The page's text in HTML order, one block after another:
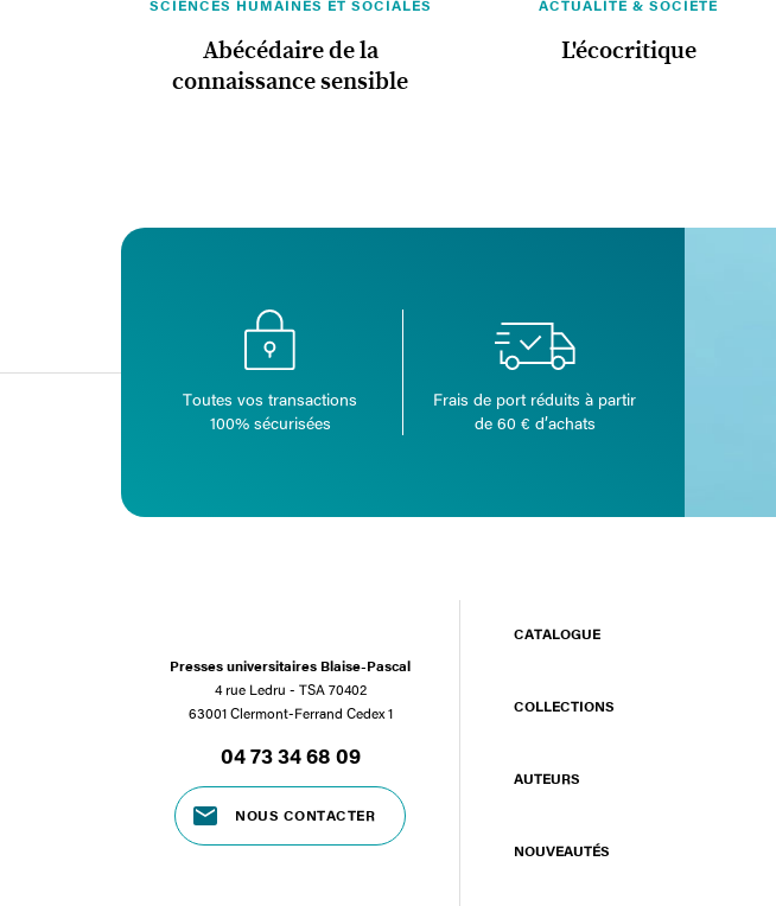
SCIENCES HUMAINES ET SOCIALES
Abécédaire de la
connaissance sensible
ACTUALITÉ & SOCIÉTÉ
L'écocritique
Toutes vos transactions
100% sécurisées
Frais de port réduits à partir
de 60 € d’achats
Presses universitaires Blaise-Pascal
4 rue Ledru - TSA 70402
63001 Clermont-Ferrand Cedex 1
04 73 34 68 09
NOUS CONTACTER
CATALOGUE
COLLECTIONS
AUTEURS
NOUVEAUTÉS